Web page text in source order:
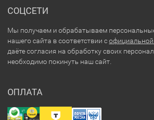
СОЦСЕТИ
Мы получаем и обрабатываем
нашего сайта в соответствии с
даёте согласия на обработку своих
необходимо покинуть наш сайт.
ОПЛАТА